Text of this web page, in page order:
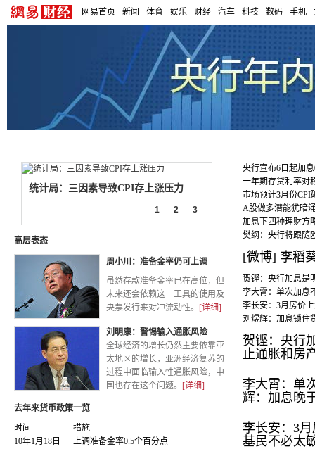
网易首页 - 新闻 - 体育 - 娱乐 - 财经 - 汽车 - 科技 - 数码 - 手机 -
统计局：三因素导致CPI存上涨压力
1 2 3
高层表态
周小川：准备金率仍可上调
虽然存款准备金率已在高位，但
未来还会依赖这一工具的使用及
央票发行来对冲流动性。 [详细]
刘明康：警惕输入通胀风险
全球经济的增长仍然主要依靠亚
太地区的增长，亚洲经济复苏的
过程中面临输入性通胀风险，中
国也存在这个问题。 [详细]
去年来货币政策一览
时间
措施
10年1月18日
上调准备金率0.5个百分点
央行宣布6日起加
一年期存贷利率对
市场预计3月份CPI
A股做多潜能犹暗
加息下四种理财方
樊纲：央行将跟随
[微博] 李稻
贺铿：央行加息是
李大霄：单次加息
李长安：3月房价
刘煜辉：加息锁住
贺铿：央行
止通胀和房
李大霄：单
辉：加息晚
李长安：3
基民不必太